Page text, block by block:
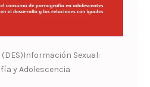
Sexual:
y Adolescencia